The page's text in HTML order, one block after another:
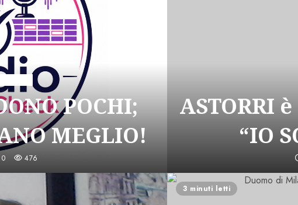
POCHI;
MEGLIO!
0 476
ASTORRI
“IO
3 minuti letti